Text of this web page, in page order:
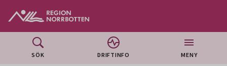
SÖK DRIFTINFO MENY